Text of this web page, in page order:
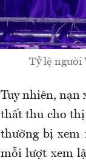
Tỷ lệ người
Tuy nhiên, nạn
thất thu cho thị
thường bị xem
mỗi lượt xem